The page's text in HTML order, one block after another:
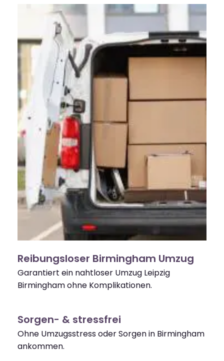
Reibungsloser Birmingham Umzug
Garantiert ein nahtloser Umzug Leipzig
Birmingham ohne Komplikationen.
Sorgen- & stressfrei
Ohne Umzugsstress oder Sorgen in Birmingham
ankommen.